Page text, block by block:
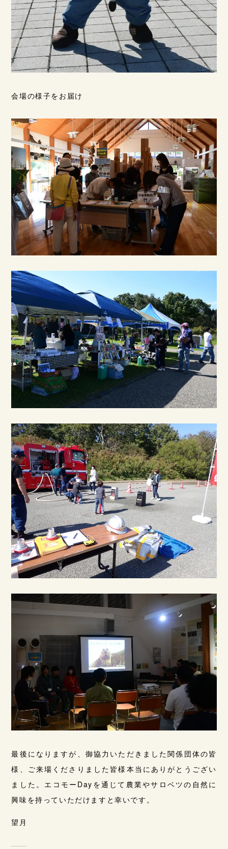
会場の様子をお届け
最後になりますが、御協力いただきました関係団体の皆
様、ご来場くださりました皆様本当にありがとうござい
ました。エコモーDayを通じて農業やサロベツの自然に
興味を持っていただけますと幸いです。
望月